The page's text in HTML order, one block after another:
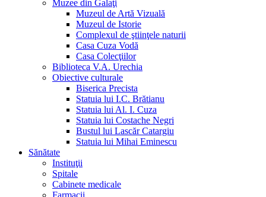
Muzee din Galaţi
Muzeul de Artă Vizuală
Muzeul de Istorie
Complexul de ştiinţele naturii
Casa Cuza Vodă
Casa Colecţiilor
Biblioteca V.A. Urechia
Obiective culturale
Biserica Precista
Statuia lui I.C. Brătianu
Statuia lui Al. I. Cuza
Statuia lui Costache Negri
Bustul lui Lascăr Catargiu
Statuia lui Mihai Eminescu
Sănătate
Instituţii
Spitale
Cabinete medicale
Farmacii